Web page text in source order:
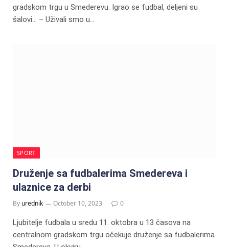
gradskom trgu u Smederevu. Igrao se fudbal, deljeni su
šalovi… – Uživali smo u…
SPORT
Druženje sa fudbalerima Smedereva i
ulaznice za derbi
By urednik October 10, 2023 0
Ljubitelje fudbala u sredu 11. oktobra u 13 časova na
centralnom gradskom trgu očekuje druženje sa fudbalerima